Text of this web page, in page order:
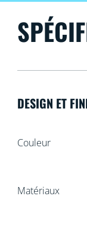
DESIGN ET
Couleur
Matériaux